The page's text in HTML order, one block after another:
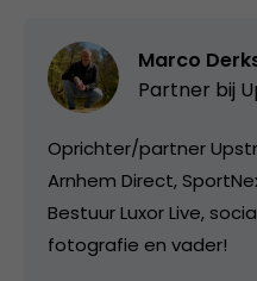
Marco
Partner bij
Oprichter/partner
Arnhem Direct,
Bestuur Luxor Live,
fotografie en vader!